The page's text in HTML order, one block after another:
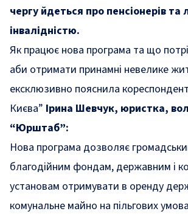
чергу йдеться про пенсіонерів та
інвалідністю.
Як працює нова програма та що
аби отримати принамні невелике
ексклюзивно пояснила
Києва” Ірина Шевчук, юристка,
“Юрштаб”:
Нова програма дозволяє
благодійним фондам, державним і
установам отримувати в оренду
комунальне майно на пільгових